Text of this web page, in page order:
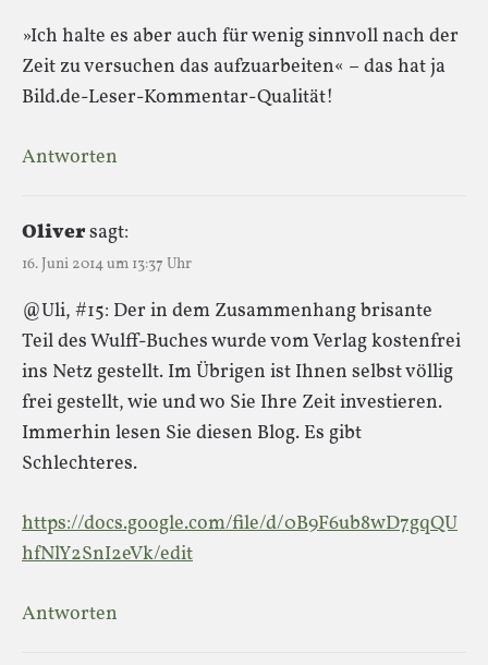
»Ich halte es aber auch für wenig sinnvoll nach der
Zeit zu versuchen das aufzuarbeiten« – das hat ja
Bild.de-Leser-Kommentar-Qualität!
Antworten
Oliversagt:
16. Juni 2014 um 13:37 Uhr
@Uli, #15: Der in dem Zusammenhang brisante
Teil des Wulff-Buches wurde vom Verlag kostenfrei
ins Netz gestellt. Im Übrigen ist Ihnen selbst völlig
frei gestellt, wie und wo Sie Ihre Zeit investieren.
Immerhin lesen Sie diesen Blog. Es gibt
Schlechteres.
https://docs.google.com/file/d/0B9F6ub8wD7gqQU
hfNlY2SnI2eVk/edit
Antworten